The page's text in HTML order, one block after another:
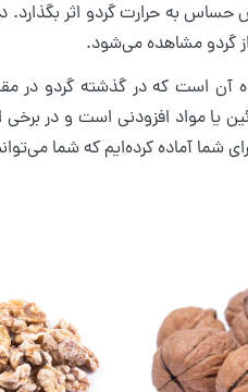
به حرارت گردو اثر بگذارد.
از گردو مشاهده می‌شود.
آن است که در گذشته گردو در
یا مواد افزودنی است و در
شما آماده کرده‌ایم که شما